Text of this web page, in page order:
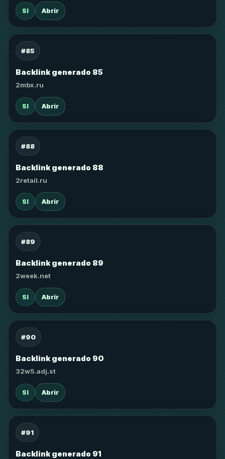
SI Abrir
#85
Backlink generado 85
2mbx.ru
SI Abrir
#88
Backlink generado 88
2retail.ru
SI Abrir
#89
Backlink generado 89
2week.net
SI Abrir
#90
Backlink generado 90
32w5.adj.st
SI Abrir
#91
Backlink generado 91